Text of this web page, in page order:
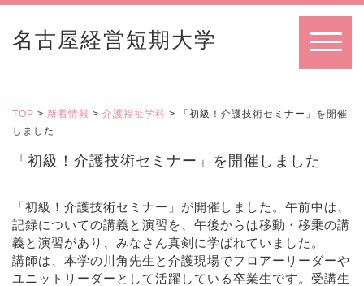
名古屋経営短期大学
TOP > 新着情報 > 介護福祉学科 > 「初級！介護技術セミナー」を開催
しました
「初級！介護技術セミナー」を開催しました
「初級！介護技術セミナー」が開催しました。午前中は、
記録についての講義と演習を、午後からは移動・移乗の講
義と演習があり、みなさん真剣に学ばれていました。
講師は、本学の川角先生と介護現場でフロアーリーダーや
ユニットリーダーとして活躍している卒業生です。受講生